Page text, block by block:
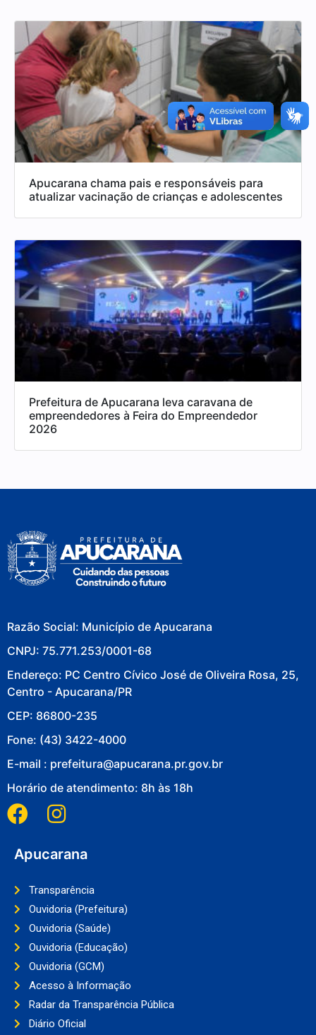
Apucarana chama pais e responsáveis para
atualizar vacinação de crianças e adolescentes
Prefeitura de Apucarana leva caravana de
empreendedores à Feira do Empreendedor
2026
Razão Social: Município de Apucarana
CNPJ: 75.771.253/0001-68
Endereço: PC Centro Cívico José de Oliveira Rosa, 25,
Centro - Apucarana/PR
CEP: 86800-235
Fone: (43) 3422-4000
E-mail : prefeitura@apucarana.pr.gov.br
Horário de atendimento: 8h às 18h
Apucarana
Transparência
Ouvidoria (Prefeitura)
Ouvidoria (Saúde)
Ouvidoria (Educação)
Ouvidoria (GCM)
Acesso à Informação
Radar da Transparência Pública
Diário Oficial